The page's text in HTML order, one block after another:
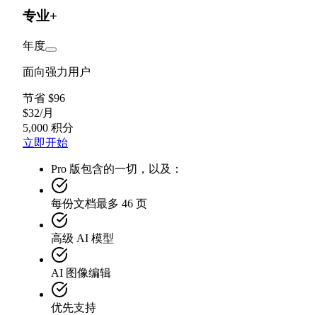
专业+
年度
面向强力用户
节省 $96
$32/月
5,000 积分
立即开始
Pro 版包含的一切，以及：
每份文档最多 46 页
高级 AI 模型
AI 图像编辑
优先支持